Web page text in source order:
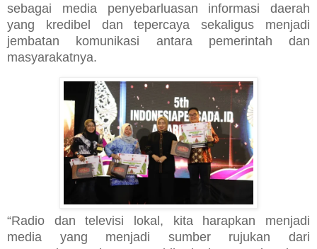
sebagai media penyebarluasan informasi daerah
yang kredibel dan tepercaya sekaligus menjadi
jembatan komunikasi antara pemerintah dan
masyarakatnya.
“Radio dan televisi lokal, kita harapkan menjadi
media yang menjadi sumber rujukan dari